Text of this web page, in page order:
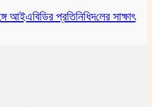
আইএবিডির প্রতি‌নি‌ধিদ‌লের সাক্ষাৎ